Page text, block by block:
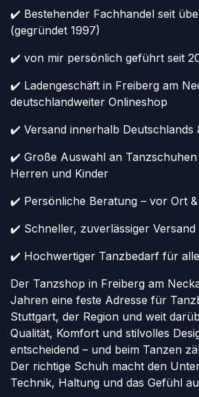
✔️ Bestehender Fachhandel seit
(gegründet 1997)
✔️ von mir persönlich geführt seit
✔️ Ladengeschäft in Freiberg am
deutschlandweiter Onlineshop
✔️ Versand innerhalb Deutschlands
✔️ Große Auswahl an
Herren und Kinder
✔️ Persönliche Beratung – vor Ort
✔️ Schneller, zuverlässiger Versand
✔️ Hochwertiger Tanzbedarf für
Der Tanzshop in Freiberg am
Jahren eine feste Adresse für
Stuttgart, der Region und weit
Qualität, Komfort und stilvolles
entscheidend – und beim Tanzen
Der richtige Schuh macht den
Technik, Haltung und das Gefühl